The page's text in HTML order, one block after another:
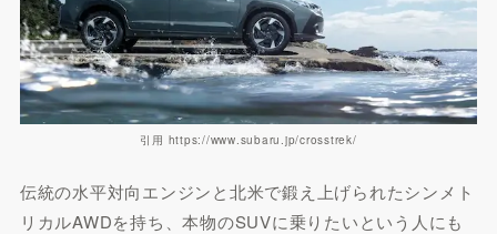
引用 https://www.subaru.jp/crosstrek/
伝統の水平対向エンジンと北米で鍛え上げられたシンメト
リカルAWDを持ち、本物のSUVに乗りたいという人にも